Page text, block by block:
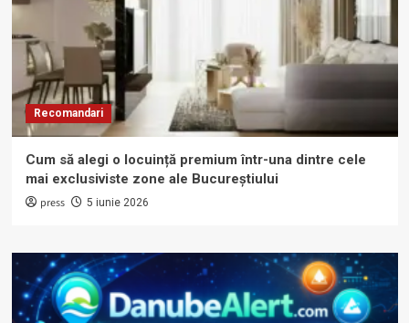
Recomandari
Cum să alegi o locuință premium într-una dintre cele
mai exclusiviste zone ale Bucureștiului
press 5 iunie 2026